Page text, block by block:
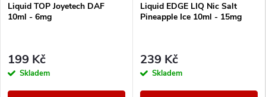
Liquid TOP Joyetech DAF
10ml - 6mg
199 Kč
Skladem
Liquid EDGE LIQ Nic Salt
Pineapple Ice 10ml - 15mg
239 Kč
Skladem